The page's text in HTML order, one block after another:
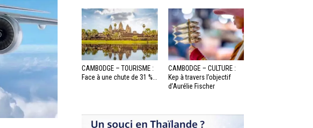
CAMBODGE – TOURISME :
Face à une chute de 31 %...
CAMBODGE – CULTURE :
Kep à travers l’objectif
d’Aurélie Fischer